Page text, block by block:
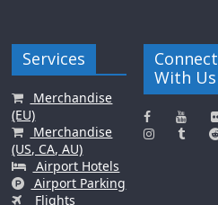
Services
Merchandise
(EU)
Merchandise
(US, CA, AU)
Airport Hotels
Airport Parking
Flights
Connect
With Us